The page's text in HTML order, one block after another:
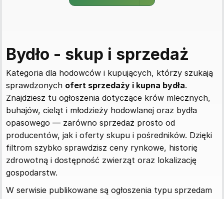
Bydło - skup i sprzedaż
Kategoria dla hodowców i kupujących, którzy szukają
sprawdzonych ofert sprzedaży i kupna bydła.
Znajdziesz tu ogłoszenia dotyczące krów mlecznych,
buhajów, cieląt i młodzieży hodowlanej oraz bydła
opasowego — zarówno sprzedaż prosto od
producentów, jak i oferty skupu i pośredników. Dzięki
filtrom szybko sprawdzisz ceny rynkowe, historię
zdrowotną i dostępność zwierząt oraz lokalizację
gospodarstw.
W serwisie publikowane są ogłoszenia typu sprzedam